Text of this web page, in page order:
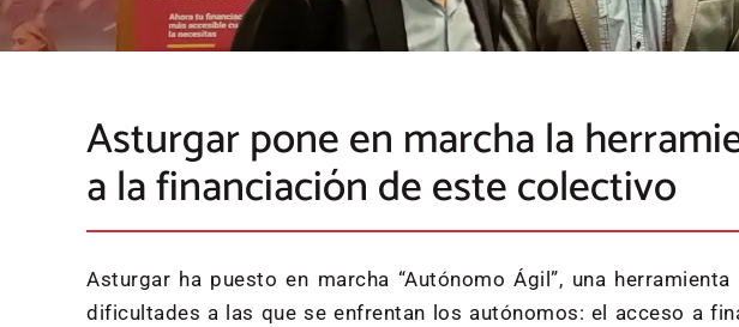
Asturgar pone en marcha la
a la financiación de este colectivo
Asturgar ha puesto en marcha “Autónomo Ágil”, una
dificultades a las que se enfrentan los autónomos: el acceso a